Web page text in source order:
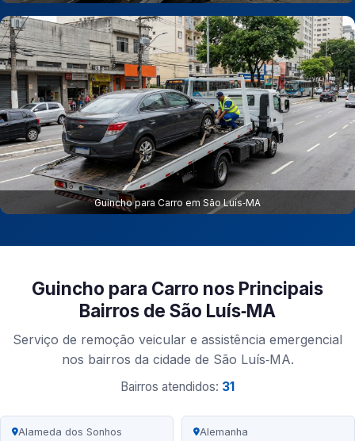
Guincho para Carro em São Luís‑MA
Guincho para Carro nos Principais
Bairros de São Luís‑MA
Serviço de remoção veicular e assistência emergencial
nos bairros da cidade de São Luís‑MA.
Bairros atendidos: 31
Alameda dos Sonhos Alemanha